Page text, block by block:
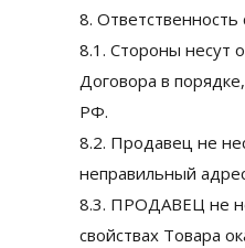
8.
8.1. Стороны несут
Договора в
РФ.
8.2. Продавец не
неправильный
8.3. ПРОДАВЕЦ не
свойствах Товара